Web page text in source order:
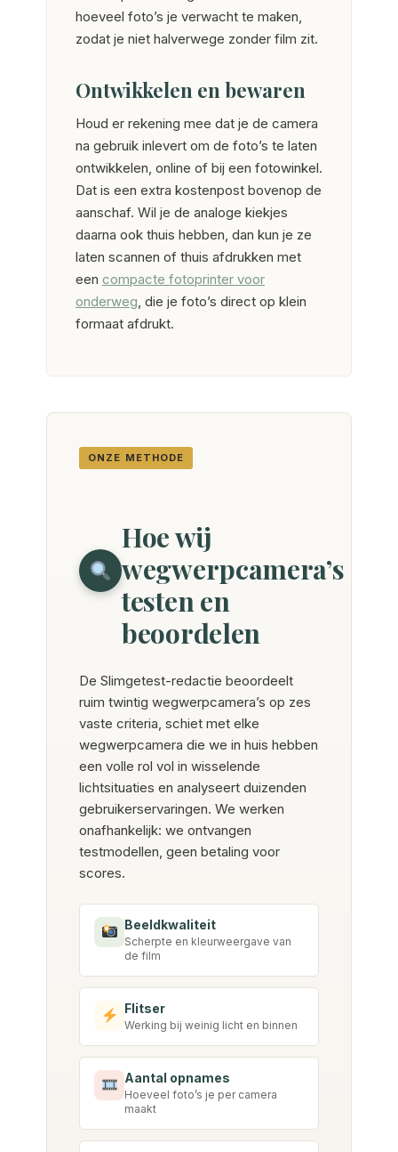
hoeveel foto’s je verwacht te maken,
zodat je niet halverwege zonder film zit.
Ontwikkelen en bewaren
Houd er rekening mee dat je de camera
na gebruik inlevert om de foto’s te laten
ontwikkelen, online of bij een fotowinkel.
Dat is een extra kostenpost bovenop de
aanschaf. Wil je de analoge kiekjes
daarna ook thuis hebben, dan kun je ze
laten scannen of thuis afdrukken met
een compacte fotoprinter voor
onderweg , die je foto’s direct op klein
formaat afdrukt.
ONZE METHODE
Hoe wij
wegwerpcamera’s
testen en
beoordelen
De Slimgetest-redactie beoordeelt
ruim twintig wegwerpcamera’s op zes
vaste criteria, schiet met elke
wegwerpcamera die we in huis hebben
een volle rol vol in wisselende
lichtsituaties en analyseert duizenden
gebruikerservaringen. We werken
onafhankelijk: we ontvangen
testmodellen, geen betaling voor
scores.
Beeldkwaliteit
Scherpte en kleurweergave van
de film
Flitser
Werking bij weinig licht en binnen
Aantal opnames
Hoeveel foto’s je per camera
maakt